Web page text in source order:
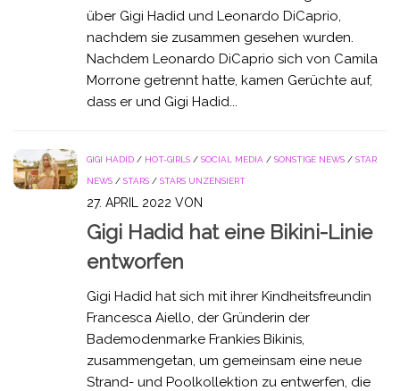
über Gigi Hadid und Leonardo DiCaprio,
nachdem sie zusammen gesehen wurden.
Nachdem Leonardo DiCaprio sich von Camila
Morrone getrennt hatte, kamen Gerüchte auf,
dass er und Gigi Hadid...
GIGI HADID / HOT-GIRLS / SOCIAL MEDIA / SONSTIGE NEWS / STAR
NEWS / STARS / STARS UNZENSIERT
27. APRIL 2022 VON
Gigi Hadid hat eine Bikini-Linie
entworfen
Gigi Hadid hat sich mit ihrer Kindheitsfreundin
Francesca Aiello, der Gründerin der
Bademodenmarke Frankies Bikinis,
zusammengetan, um gemeinsam eine neue
Strand- und Poolkollektion zu entwerfen, die